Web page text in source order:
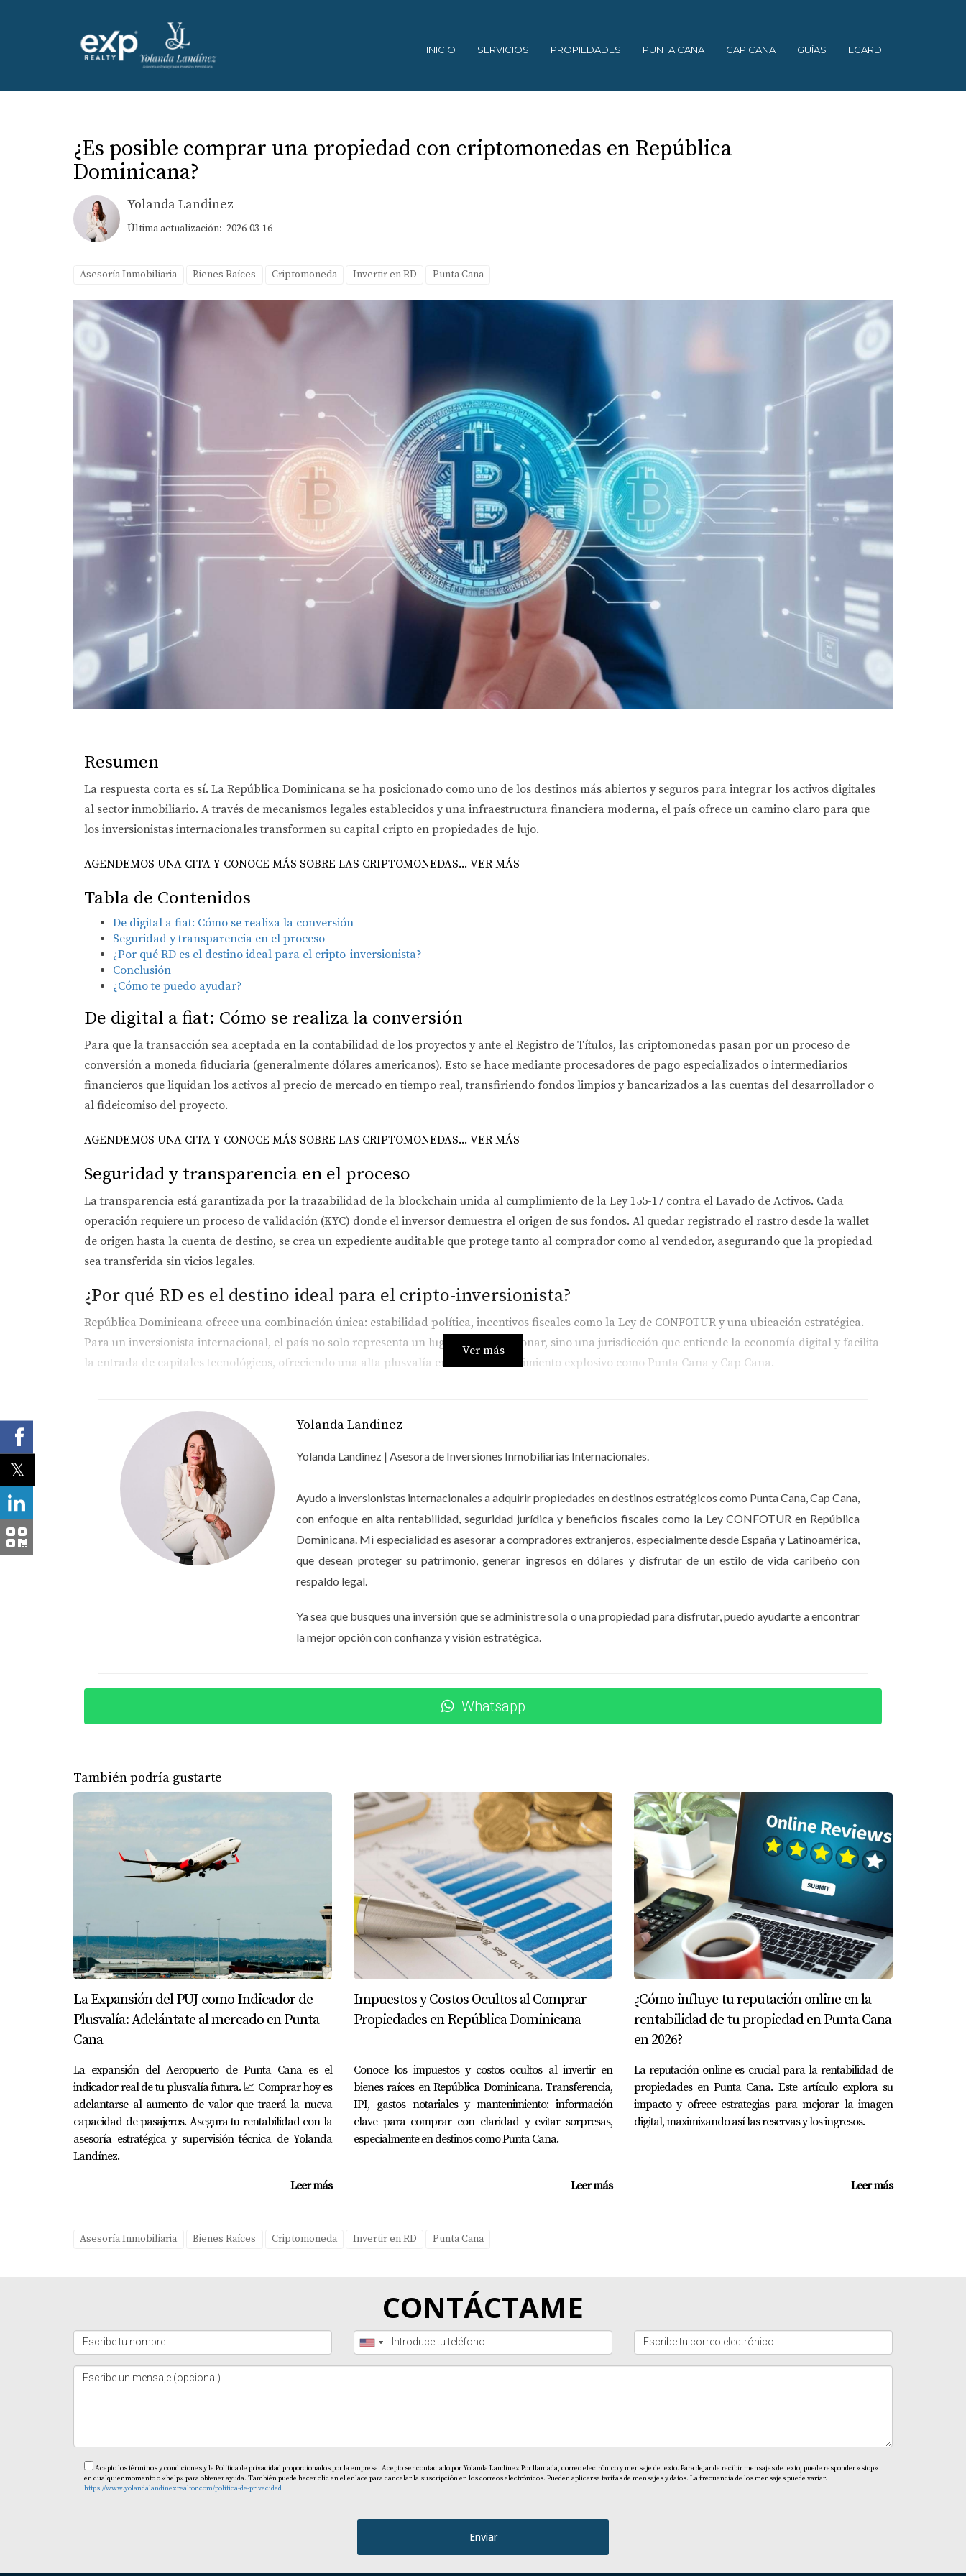
INICIO SERVICIOS PROPIEDADES PUNTA CANA CAP CANA GUÍAS ECARD
¿Es posible comprar una propiedad con criptomonedas en República
Dominicana?
Yolanda Landinez
Última actualización: 2026-03-16
Asesoría Inmobiliaria Bienes Raíces Criptomoneda Invertir en RD Punta Cana
Resumen
La respuesta corta es sí. La República Dominicana se ha posicionado como uno de los destinos más abiertos y seguros para integrar los activos digitales
al sector inmobiliario. A través de mecanismos legales establecidos y una infraestructura financiera moderna, el país ofrece un camino claro para que
los inversionistas internacionales transformen su capital cripto en propiedades de lujo.
AGENDEMOS UNA CITA Y CONOCE MÁS SOBRE LAS CRIPTOMONEDAS... VER MÁS
Tabla de Contenidos
De digital a fiat: Cómo se realiza la conversión
Seguridad y transparencia en el proceso
¿Por qué RD es el destino ideal para el cripto-inversionista?
Conclusión
¿Cómo te puedo ayudar?
De digital a fiat: Cómo se realiza la conversión
Para que la transacción sea aceptada en la contabilidad de los proyectos y ante el Registro de Títulos, las criptomonedas pasan por un proceso de
conversión a moneda fiduciaria (generalmente dólares americanos). Esto se hace mediante procesadores de pago especializados o intermediarios
financieros que liquidan los activos al precio de mercado en tiempo real, transfiriendo fondos limpios y bancarizados a las cuentas del desarrollador o
al fideicomiso del proyecto.
AGENDEMOS UNA CITA Y CONOCE MÁS SOBRE LAS CRIPTOMONEDAS... VER MÁS
Seguridad y transparencia en el proceso
La transparencia está garantizada por la trazabilidad de la blockchain unida al cumplimiento de la Ley 155-17 contra el Lavado de Activos. Cada
operación requiere un proceso de validación (KYC) donde el inversor demuestra el origen de sus fondos. Al quedar registrado el rastro desde la wallet
de origen hasta la cuenta de destino, se crea un expediente auditable que protege tanto al comprador como al vendedor, asegurando que la propiedad
sea transferida sin vicios legales.
¿Por qué RD es el destino ideal para el cripto-inversionista?
República Dominicana ofrece una combinación única: estabilidad política, incentivos fiscales como la Ley de CONFOTUR y una ubicación estratégica.
Para un inversionista internacional, el país no solo representa un lugar para vacacionar, sino una jurisdicción que entiende la economía digital y facilita
la entrada de capitales tecnológicos, ofreciendo una alta plusvalía en zonas de crecimiento explosivo como Punta Cana y Cap Cana.
Comprar una propiedad con criptomonedas en República Dominicana no solo es posible, sino que es un proceso cada vez más estandarizado. La clave
del éxito reside en contar con el acompañamiento de profesionales que dominen tanto la normativa inmobiliaria local como la logística de los activos
digitales.
AGENDEMOS UNA CITA Y CONOCE MÁS SOBRE LAS CRIPTOMONEDAS... VER MÁS
¿Cómo te puedo ayudar?
Si te has preguntado si tu capital digital tiene cabida en el mercado dominicano, la respuesta es un rotundo sí. Mi labor es mostrarte el camino seguro y
los proyectos que están liderando esta transformación en el Caribe.
, asesora inmobiliaria especializada en inversiones internacionales.
Ver más
Yolanda Landinez
Yolanda Landinez | Asesora de Inversiones Inmobiliarias Internacionales.
Ayudo a inversionistas internacionales a adquirir propiedades en destinos estratégicos como Punta Cana, Cap Cana,
con enfoque en alta rentabilidad, seguridad jurídica y beneficios fiscales como la Ley CONFOTUR en República
Dominicana. Mi especialidad es asesorar a compradores extranjeros, especialmente desde España y Latinoamérica,
que desean proteger su patrimonio, generar ingresos en dólares y disfrutar de un estilo de vida caribeño con
respaldo legal.
Ya sea que busques una inversión que se administre sola o una propiedad para disfrutar, puedo ayudarte a encontrar
la mejor opción con confianza y visión estratégica.
Whatsapp
También podría gustarte
La Expansión del PUJ como Indicador de
Plusvalía: Adelántate al mercado en Punta
Cana
La expansión del Aeropuerto de Punta Cana es el
indicador real de tu plusvalía futura. 📈 Comprar hoy es
adelantarse al aumento de valor que traerá la nueva
capacidad de pasajeros. Asegura tu rentabilidad con la
asesoría estratégica y supervisión técnica de Yolanda
Landínez.
Leer más
Impuestos y Costos Ocultos al Comprar
Propiedades en República Dominicana
Conoce los impuestos y costos ocultos al invertir en
bienes raíces en República Dominicana. Transferencia,
IPI, gastos notariales y mantenimiento: información
clave para comprar con claridad y evitar sorpresas,
especialmente en destinos como Punta Cana.
Leer más
¿Cómo influye tu reputación online en la
rentabilidad de tu propiedad en Punta Cana
en 2026?
La reputación online es crucial para la rentabilidad de
propiedades en Punta Cana. Este artículo explora su
impacto y ofrece estrategias para mejorar la imagen
digital, maximizando así las reservas y los ingresos.
Leer más
Asesoría Inmobiliaria Bienes Raíces Criptomoneda Invertir en RD Punta Cana
CONTÁCTAME
Acepto los términos y condiciones y la Política de privacidad proporcionados por la empresa. Acepto ser contactado por Yolanda Landinez Por llamada, correo electrónico y mensaje de texto. Para dejar de recibir mensajes de texto, puede responder «stop»
en cualquier momento o «help» para obtener ayuda. También puede hacer clic en el enlace para cancelar la suscripción en los correos electrónicos. Pueden aplicarse tarifas de mensajes y datos. La frecuencia de los mensajes puede variar.
https://www.yolandalandinezrealtor.com/politica-de-privacidad
Enviar